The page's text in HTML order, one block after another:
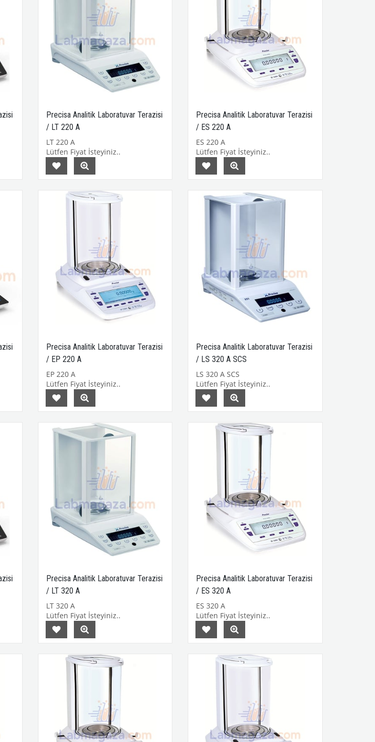
Precisa Analitik Laboratuvar Terazisi
/ LT 220 A
LT 220 A
Lütfen Fiyat İsteyiniz..
Precisa Analitik Laboratuvar Terazisi
/ ES 220 A
ES 220 A
Lütfen Fiyat İsteyiniz..
Precisa Analitik Laboratuvar Terazisi
/ EP 220 A
EP 220 A
Lütfen Fiyat İsteyiniz..
Precisa Analitik Laboratuvar Terazisi
/ LS 320 A SCS
LS 320 A SCS
Lütfen Fiyat İsteyiniz..
Precisa Analitik Laboratuvar Terazisi
/ LT 320 A
LT 320 A
Lütfen Fiyat İsteyiniz..
Precisa Analitik Laboratuvar Terazisi
/ ES 320 A
ES 320 A
Lütfen Fiyat İsteyiniz..